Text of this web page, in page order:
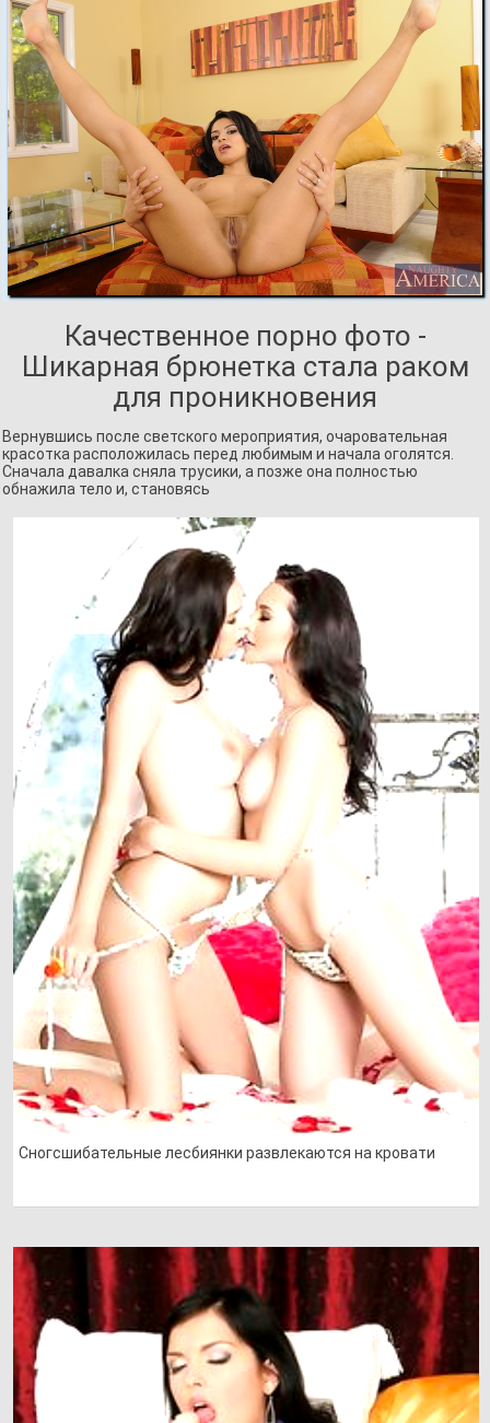
Качественное порно фото -
Шикарная брюнетка стала раком
для проникновения
Вернувшись после светского мероприятия, очаровательная
красотка расположилась перед любимым и начала оголятся.
Сначала давалка сняла трусики, а позже она полностью
обнажила тело и, становясь
Сногсшибательные лесбиянки развлекаются на кровати